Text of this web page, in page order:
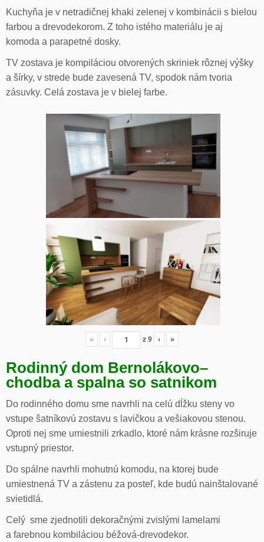
Kuchyňa je v netradičnej khaki zelenej v kombinácii s bielou
farbou a drevodekorom. Z toho istého materiálu je aj
komoda a parapetné dosky.
TV zostava je kompiláciou otvorených skriniek rôznej výšky
a šírky, v strede bude zavesená TV, spodok nám tvoria
zásuvky. Celá zostava je v bielej farbe.
« ‹ z9 › »
Rodinný dom Bernolákovo–
chodba a spalna so satnikom
Do rodinného domu sme navrhli na celú dĺžku steny vo
vstupe šatníkovú zostavu s lavičkou a vešiakovou stenou.
Oproti nej sme umiestnili zrkadlo, ktoré nám krásne rozširuje
vstupný priestor.
Do spálne navrhli mohutnú komodu, na ktorej bude
umiestnená TV a zástenu za posteľ, kde budú nainštalované
svietidlá.
Celý sme zjednotili dekoračnými zvislými lamelami
a farebnou kombiláciou béžová-drevodekor.